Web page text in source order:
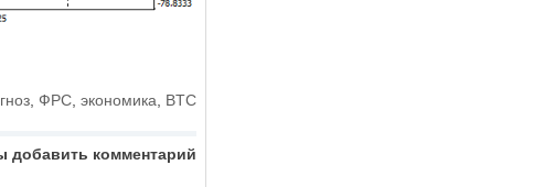
ФРС экономика BTC
добавить комментарий